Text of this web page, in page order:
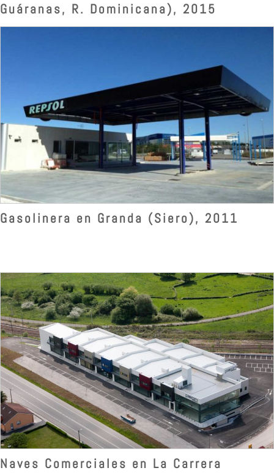
Guáranas, R. Dominicana), 2015
Gasolinera en Granda (Siero), 2011
Naves Comerciales en La Carrera